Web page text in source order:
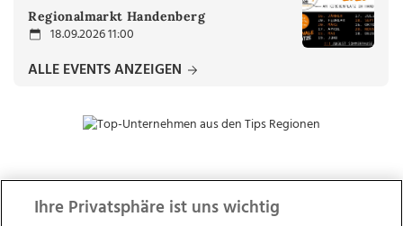
Regionalmarkt Handenberg
18.09.2026 11:00
ALLE EVENTS ANZEIGEN
ZUR NACHRICHTENÜBERSICHT
Ihre Privatsphäre ist uns wichtig